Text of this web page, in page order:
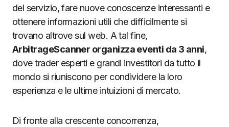
del servizio, fare nuove conoscenze interessanti e
ottenere informazioni utili che difficilmente si
trovano altrove sul web. A tal fine,
ArbitrageScanner organizza eventi da 3 anni,
dove trader esperti e grandi investitori da tutto il
mondo si riuniscono per condividere la loro
esperienza e le ultime intuizioni di mercato.
Di fronte alla crescente concorrenza,